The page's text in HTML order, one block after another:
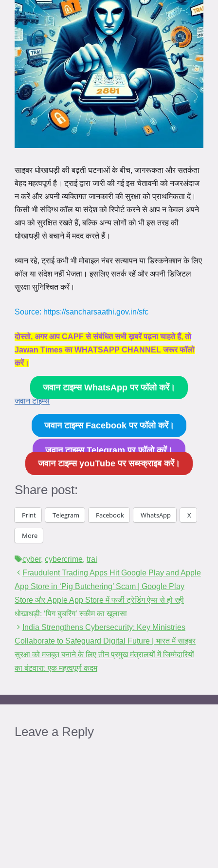
साइबर धोखाधड़ी की बढ़ती घटनाओं के बीच, जागरूकता और सतर्कता
बेहद महत्वपूर्ण है। ट्राई द्वारा जारी की गई इस चेतावनी को नजरअंदाज
न करें और अपनी व्यक्तिगत जानकारी की सुरक्षा को प्राथमिकता दें।
किसी भी संदिग्ध कॉल या संदेश को रिपोर्ट करने से आप न केवल अपने
आप को सुरक्षित रखते हैं, बल्कि अन्य लोगों को भी इस तरह की
धोखाधड़ी से बचाने में मदद करते हैं।
ध्यान रहे, ट्राई कभी भी मोबाइल नंबर सत्यापन या डिस्कनेक्शन के लिए
कॉल या संदेश नहीं भेजता। इसलिए सतर्क रहें और अपनी डिजिटल
सुरक्षा सुनिश्चित करें।
Source: https://sancharsaathi.gov.in/sfc
दोस्तो, अगर आप CAPF से संबंधित सभी ख़बरें पढ़ना चाहते हैं, तो
Jawan Times का WHATSAPP CHANNEL जरूर फॉलो
करें।
जवान टाइम्स WhatsApp पर फॉलो करें।
जवान टाइम्स
जवान टाइम्स Facebook पर फॉलो करें।
जवान टाइम्स Telegram पर फॉलो करें।
जवान टाइम्स youTube पर सब्स्क्राइब करें।
Share post:
Print Telegram Facebook WhatsApp X
More
Tags
cyber, cybercrime, trai
Fraudulent Trading Apps Hit Google Play and Apple
App Store in ‘Pig Butchering’ Scam | Google Play
Store और Apple App Store में फर्जी ट्रेडिंग ऐप्स से हो रही
धोखाधड़ी: ‘पिग बुचरिंग’ स्कीम का खुलासा
India Strengthens Cybersecurity: Key Ministries
Collaborate to Safeguard Digital Future | भारत में साइबर
सुरक्षा को मजबूत बनाने के लिए तीन प्रमुख मंत्रालयों में जिम्मेदारियों
का बंटवारा: एक महत्वपूर्ण कदम
Leave a Reply